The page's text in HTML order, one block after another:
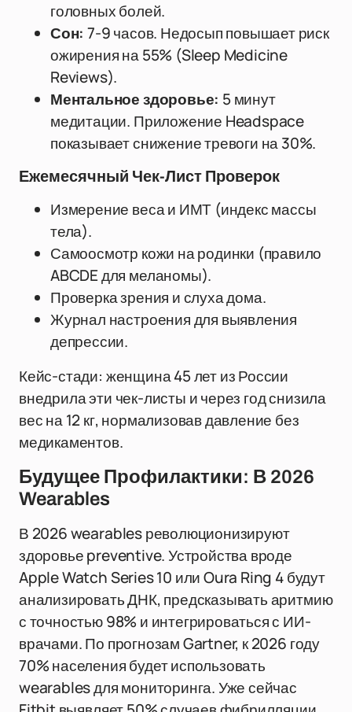
головных болей.
Сон: 7-9 часов. Недосып повышает риск
ожирения на 55% (Sleep Medicine
Reviews).
Ментальное здоровье: 5 минут
медитации. Приложение Headspace
показывает снижение тревоги на 30%.
Ежемесячный Чек-Лист Проверок
Измерение веса и ИМТ (индекс массы
тела).
Самоосмотр кожи на родинки (правило
ABCDE для меланомы).
Проверка зрения и слуха дома.
Журнал настроения для выявления
депрессии.
Кейс-стади: женщина 45 лет из России
внедрила эти чек-листы и через год снизила
вес на 12 кг, нормализовав давление без
медикаментов.
Будущее Профилактики: В 2026
Wearables
В 2026 wearables революционизируют
здоровье preventive. Устройства вроде
Apple Watch Series 10 или Oura Ring 4 будут
анализировать ДНК, предсказывать аритмию
с точностью 98% и интегрироваться с ИИ-
врачами. По прогнозам Gartner, к 2026 году
70% населения будет использовать
wearables для мониторинга. Уже сейчас